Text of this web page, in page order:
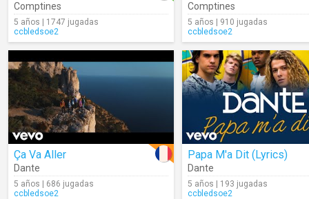
Comptines
5 años | 1747 jugadas
ccbledsoe2
Comptines
5 años | 910 jugadas
ccbledsoe2
Ça Va Aller
Dante
5 años | 686 jugadas
ccbledsoe2
Papa M'a Dit (Lyrics)
Dante
5 años | 193 jugadas
ccbledsoe2